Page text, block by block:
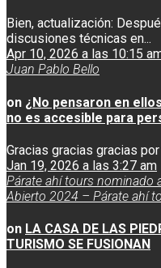
Bien, actualización:
discusiones técnicas en...
Apr 10, 2026 a las 10:15
Juan Pablo Bello
on ¿No pensaron en
no es accesible para
Gracias gracias gracias
Jan 19, 2026 a las 3:27 am
Párate ahí tours nominado
Abierto 2024 – Párate ahí
on LA CASA DE LAS
TURISMO SE FUSIONAN